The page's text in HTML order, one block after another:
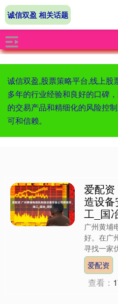
诚信双盈,股票策略平台,线上股
多年的行业经验和良好的口碑
的交易产品和精细化的风险控
可和信赖。
诚信双盈 相关话题
爱配
造设
工_国
广州黄埔
好。在广
寻找一家
的产线施
装与产线
爱配资
查看：